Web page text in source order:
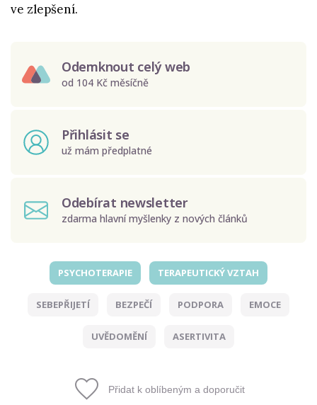
ve zlepšení.
Odemknout celý web
od 104 Kč měsíčně
Přihlásit se
už mám předplatné
Odebírat newsletter
zdarma hlavní myšlenky z nových článků
Odeslat
Zadáním e-mailu souhlasíte se zpracováním osobních
PSYCHOTERAPIE TERAPEUTICKÝ VZTAH
SEBEPŘIJETÍ BEZPEČÍ PODPORA EMOCE
UVĚDOMĚNÍ ASERTIVITA
Přidat k oblíbeným a doporučit